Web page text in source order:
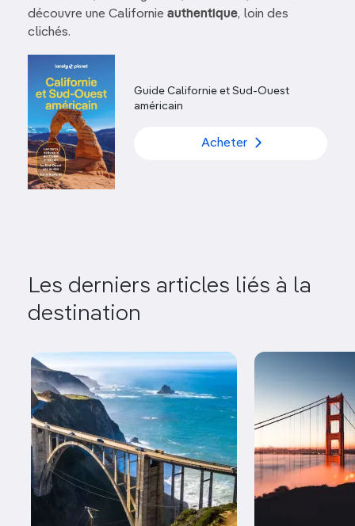
découvre une Californie authentique, loin des
clichés.
Guide Californie et Sud-Ouest
américain
Acheter
Les derniers articles liés à la
destination